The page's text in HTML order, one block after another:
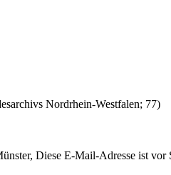
Nordrhein-Westfalen; 77)
Diese E-Mail-Adresse ist vor